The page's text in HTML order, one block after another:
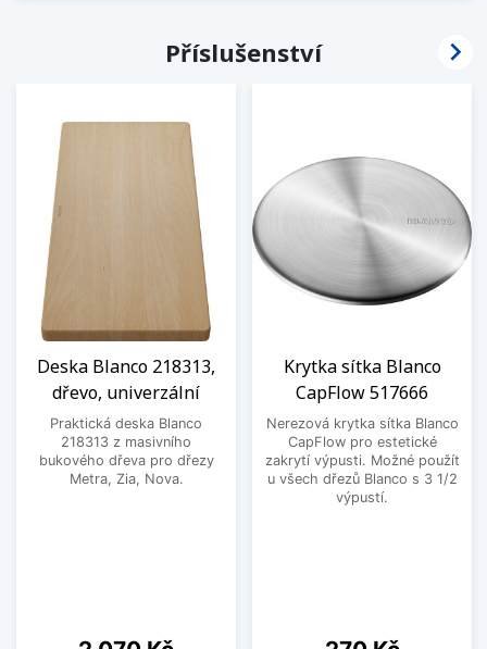
Příslušenství
Deska Blanco 218313,
dřevo, univerzální
Praktická deska Blanco
218313 z masivního
bukového dřeva pro dřezy
Metra, Zia, Nova.
Cena
Krytka sítka Blanco
CapFlow 517666
Nerezová krytka sítka Blanco
CapFlow pro estetické
zakrytí výpusti. Možné použít
u všech dřezů Blanco s 3 1/2
výpustí.
Cena
